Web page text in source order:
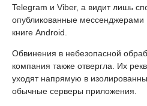
Telegram и Viber, а видит лишь
опубликованные мессенджерами
книге Android.
Обвинения в небезопасной
компания также отвергла. Их
уходят напрямую в
обычные серверы приложения.